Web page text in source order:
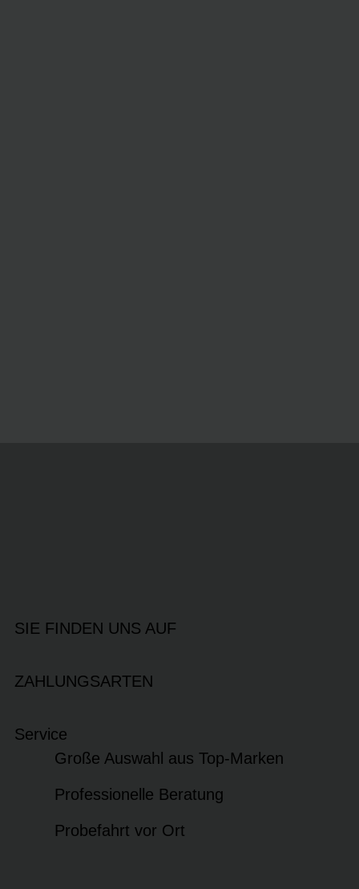
SIE FINDEN UNS AUF
ZAHLUNGSARTEN
Service
Große Auswahl aus Top-Marken
Professionelle Beratung
Probefahrt vor Ort